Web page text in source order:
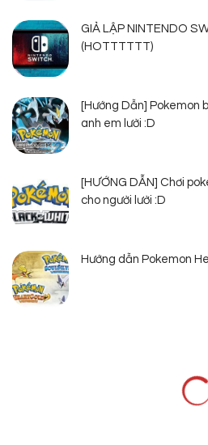
GIẢ LẬP NINTENDO
(HOTTTTTT)
[Hướng Dẫn] Pokemon
anh em lười :D
[HƯỚNG DẪN] Chơi
cho người lười :D
Hướng dẫn Pokemon